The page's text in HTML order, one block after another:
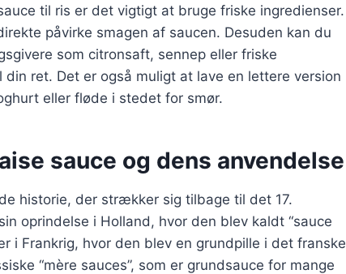
til ris er det vigtigt at bruge friske ingredienser.
påvirke smagen af saucen. Desuden kan du
som citronsaft, sennep eller friske
ret. Det er også muligt at lave en lettere version
eller fløde i stedet for smør.
sauce og dens anvendelse
historie, der strækker sig tilbage til det 17.
oprindelse i Holland, hvor den blev kaldt “sauce
i Frankrig, hvor den blev en grundpille i det franske
“mère sauces”, som er grundsauce for mange